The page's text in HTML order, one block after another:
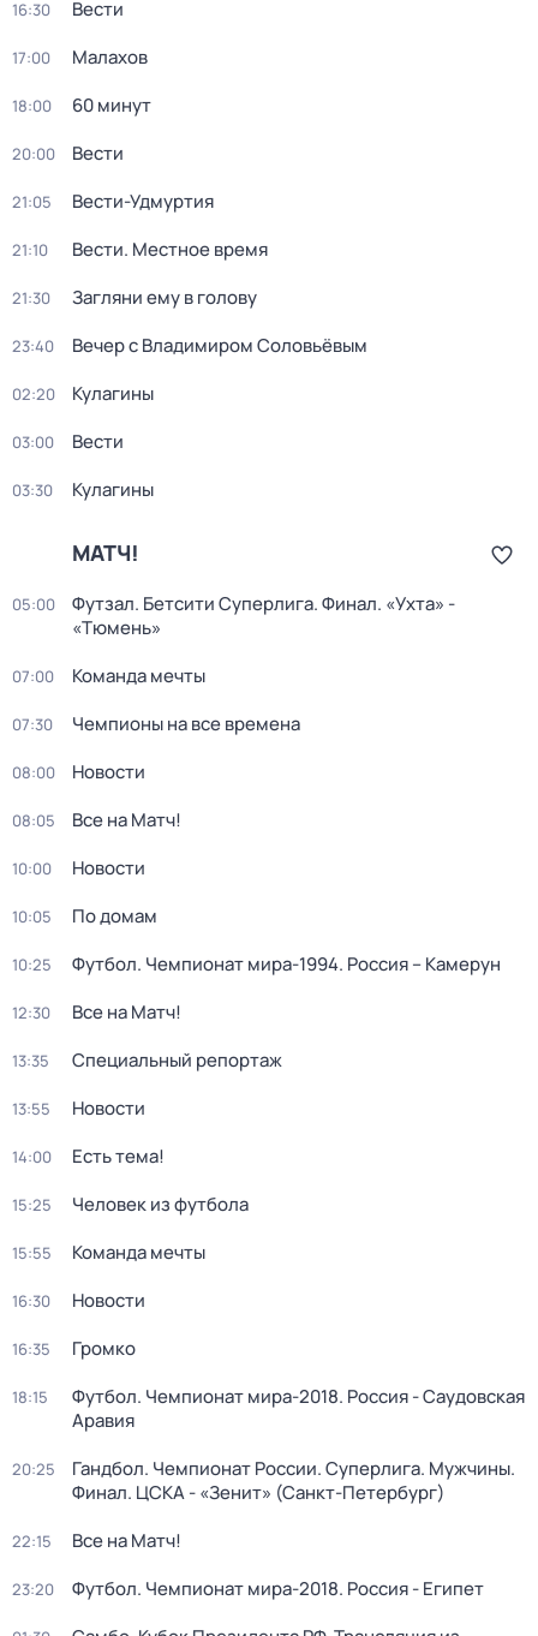
16:30 Вести
17:00 Малахов
18:00 60 минут
20:00 Вести
21:05 Вести-Удмуртия
21:10 Вести. Местное время
21:30 Загляни ему в голову
23:40 Вечер с Владимиром Соловьёвым
02:20 Кулагины
03:00 Вести
03:30 Кулагины
МАТЧ!
05:00
Футзал. Бетсити Суперлига. Финал. «Ухта» -
«Тюмень»
07:00 Команда мечты
07:30 Чемпионы на все времена
08:00 Новости
08:05 Все на Матч!
10:00 Новости
10:05 По домам
10:25 Футбол. Чемпионат мира-1994. Россия – Камерун
12:30 Все на Матч!
13:35 Специальный репортаж
13:55 Новости
14:00 Есть тема!
15:25 Человек из футбола
15:55 Команда мечты
16:30 Новости
16:35 Громко
18:15
Футбол. Чемпионат мира-2018. Россия - Саудовская
Аравия
20:25
Гандбол. Чемпионат России. Суперлига. Мужчины.
Финал. ЦСКА - «Зенит» (Санкт-Петербург)
22:15 Все на Матч!
23:20 Футбол. Чемпионат мира-2018. Россия - Египет